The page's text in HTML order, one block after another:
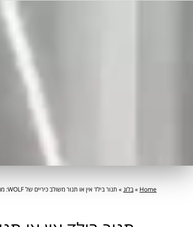
Home
»בלוג» תנור בילד אין או תנור משולב כיריים של WOLF: מה ההבדל בין השניים ולמי כל סוג מתאים?